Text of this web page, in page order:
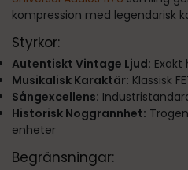
kompression med legendarisk
Styrkor:
Autentiskt Vintage Ljud:
Musikalisk Karaktär: Klassisk
Sångexcellens:
Historisk Noggrannhet:
enheter
Begränsningar: